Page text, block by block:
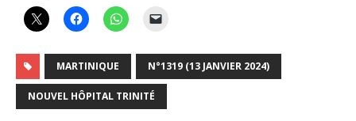
MARTINIQUE N°1319 (13 JANVIER 2024)
NOUVEL HÔPITAL TRINITÉ